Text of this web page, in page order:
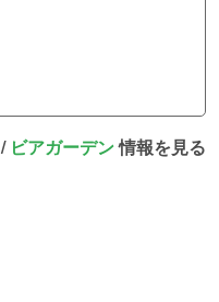
/ ビアガーデン情報を見る